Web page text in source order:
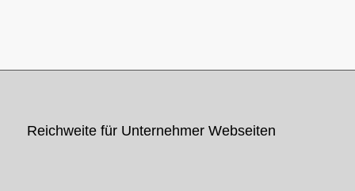
Reichweite für Unternehmer Webseiten